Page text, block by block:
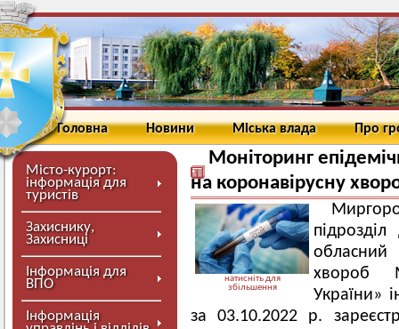
Головна Новини Міська влада Про
Місто-курорт:
інформація для
туристів
Захиснику,
Захисниці
Інформація для
ВПО
Інформація
Моніторинг
на коронавірусну
натисніть для
збільшення
обласний
хвороб
України»
за 03.10.2022 р.